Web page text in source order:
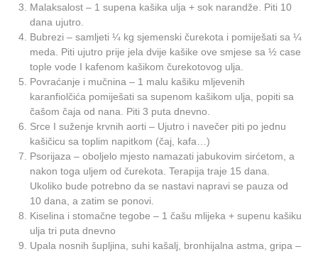
Malaksalost – 1 supena kašika ulja + sok narandže. Piti 10
dana ujutro.
Bubrezi – samljeti ¼ kg sjemenski čurekota i pomiješati sa ¼
meda. Piti ujutro prije jela dvije kašike ove smjese sa ½ case
tople vode I kafenom kašikom čurekotovog ulja.
Povraćanje i mučnina – 1 malu kašiku mljevenih
karanfiolčića pomiješati sa supenom kašikom ulja, popiti sa
čašom čaja od nana. Piti 3 puta dnevno.
Srce I suženje krvnih aorti – Ujutro i navečer piti po jednu
kašičicu sa toplim napitkom (čaj, kafa…)
Psorijaza – oboljelo mjesto namazati jabukovim sirćetom, a
nakon toga uljem od čurekota. Terapija traje 15 dana.
Ukoliko bude potrebno da se nastavi napravi se pauza od
10 dana, a zatim se ponovi.
Kiselina i stomačne tegobe – 1 čašu mlijeka + supenu kašiku
ulja tri puta dnevno
Upala nosnih šupljina, suhi kašalj, bronhijalna astma, gripa –